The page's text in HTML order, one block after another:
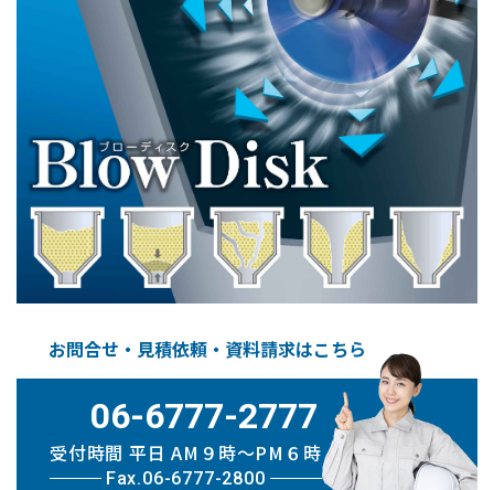
お問合せ・見積依頼・資料請求はこちら
06-6777-2777
受付時間 平日 AM９時〜PM６時
Fax.06-6777-2800